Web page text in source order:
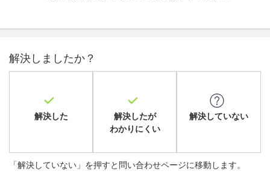
解決しましたか？
解決した
解決したが
わかりにくい
解決していない
「解決していない」を押すと問い合わせページに移動します。